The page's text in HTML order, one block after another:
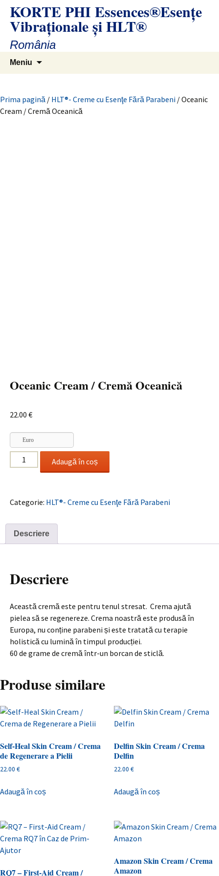
Sari
conținut
KORTE PHI Essences®Esenţe
Vibraţionale și HLT®
România
Meniu
Prima pagină / HLT®- Creme cu Esenţe Fără Parabeni / Oceanic
Cream / Cremă Oceanică
Oceanic Cream / Cremă Oceanică
22.00 €
Euro
Cantitate
Oceanic
Cremă
Adaugă în coș
Categorie: HLT®- Creme cu Esenţe Fără Parabeni
Descriere
Descriere
Această cremă este pentru tenul stresat. Crema ajută
pielea să se regenereze. Crema noastră este produsă în
Europa, nu conține parabeni și este tratată cu terapie
holistică cu lumină în timpul producției.
60 de grame de cremă într-un borcan de sticlă.
Produse similare
Self-Heal Skin Cream / Crema
de Regenerare a Pielii
22.00 €
Adaugă în coș
Delfin Skin Cream / Crema
Delfin
22.00 €
Adaugă în coș
RQ7 – First-Aid Cream /
Amazon Skin Cream / Crema
Amazon